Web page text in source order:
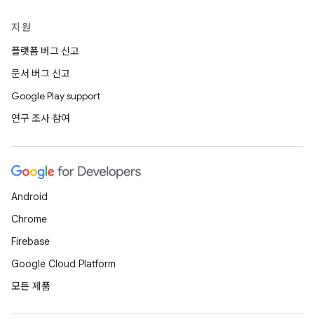
지원
플랫폼 버그 신고
문서 버그 신고
Google Play support
연구 조사 참여
Android
Chrome
Firebase
Google Cloud Platform
모든 제품